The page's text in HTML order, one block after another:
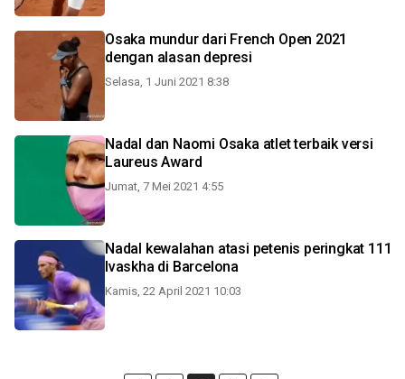
Osaka mundur dari French Open 2021
dengan alasan depresi
Selasa, 1 Juni 2021 8:38
Nadal dan Naomi Osaka atlet terbaik versi
Laureus Award
Jumat, 7 Mei 2021 4:55
Nadal kewalahan atasi petenis peringkat 111
Ivaskha di Barcelona
Kamis, 22 April 2021 10:03